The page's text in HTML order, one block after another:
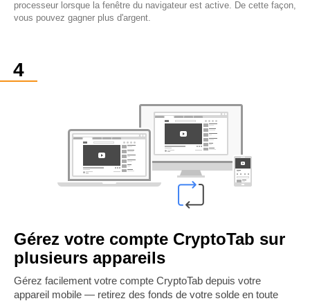
processeur lorsque la fenêtre du navigateur est active. De cette façon,
vous pouvez gagner plus d'argent.
Gérez votre compte CryptoTab sur
plusieurs appareils
Gérez facilement votre compte CryptoTab depuis votre
appareil mobile — retirez des fonds de votre solde en toute